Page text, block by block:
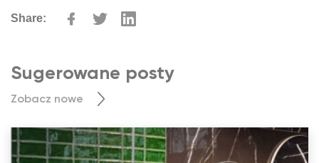
Share:
Sugerowane posty
Zobacz nowe